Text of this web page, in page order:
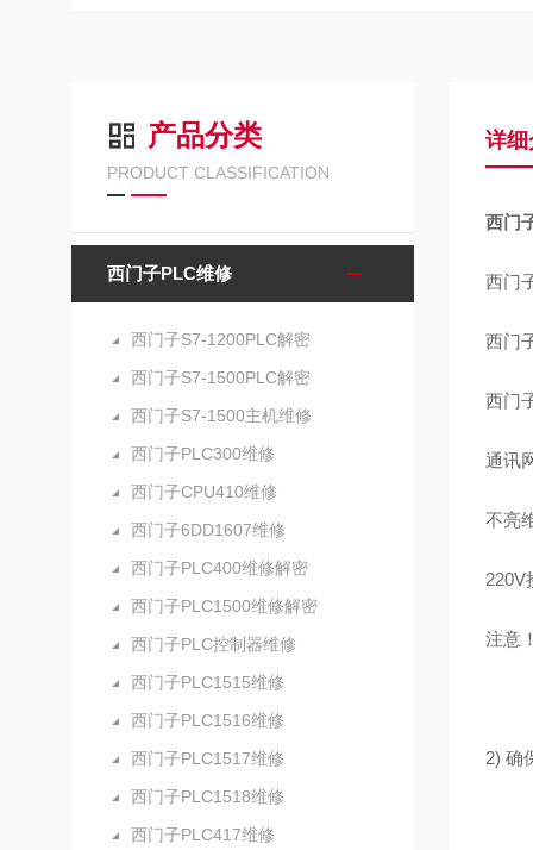
产品分类
PRODUCT CLASSIFICATION
西门子PLC维修
西门子S7-1200PLC解密
西门子S7-1500PLC解密
西门子S7-1500主机维修
西门子PLC300维修
西门子CPU410维修
西门子6DD1607维修
西门子PLC400维修解密
西门子PLC1500维修解密
西门子PLC控制器维修
西门子PLC1515维修
西门子PLC1516维修
西门子PLC1517维修
西门子PLC1518维修
西门子PLC417维修
详细
西门
西门
西门
西门
通讯
不亮
220V
注意
2) 确